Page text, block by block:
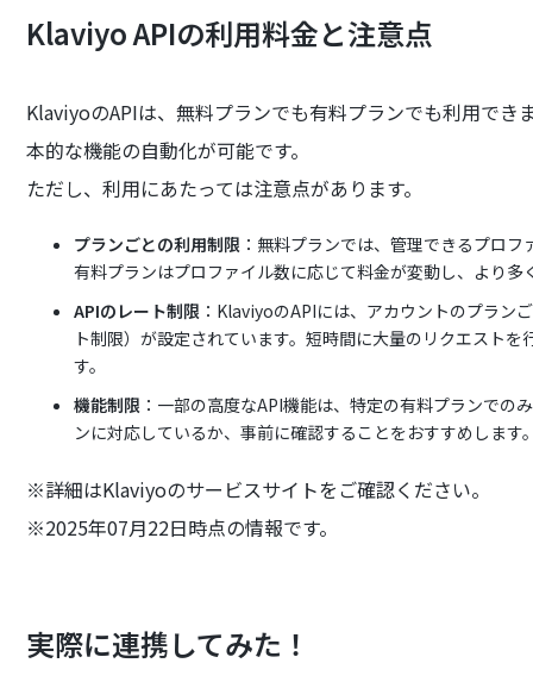
Klaviyo APIの利用料金と注意点
KlaviyoのAPIは、無料プランでも有料プランでも利用でき
本的な機能の自動化が可能です。
ただし、利用にあたっては注意点があります。
プランごとの利用制限 ：無料プランでは、管理できるプロ
有料プランはプロファイル数に応じて料金が変動し、より
APIのレート制限 ：KlaviyoのAPIには、アカウントのプラン
ト制限）が設定されています。短時間に大量のリクエスト
す。
機能制限 ：一部の高度なAPI機能は、特定の有料プランでの
ンに対応しているか、事前に確認することをおすすめします
※詳細はKlaviyoのサービスサイトをご確認ください。
※2025年07月22日時点の情報です。
実際に連携してみた！